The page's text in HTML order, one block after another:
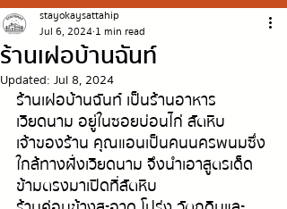
ร้านเฝอบ้านฉันท์
stayokaysattahip
Jul 6, 2024 1 min read
Updated: Jul 8, 2024
ร้านเฝอบ้านฉันท์ เป็นร้านอาหาร
เวียดนาม อยู่ในซอยบ่อนไก่ สัตหีบ
เจ้าของร้าน คุณแอนเป็นคนนครพนมซึ่ง
ใกล้ทางฝั่งเวียดนาม จึงนำเอาสูตรเด็ด
ข้ามตรงมาเปิดที่สัตหีบ